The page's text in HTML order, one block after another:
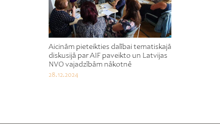
Aicinām pieteikties dalībai tematiskajā
diskusijā par AIF paveikto un Latvijas
NVO vajadzībām nākotnē
28.12.2024